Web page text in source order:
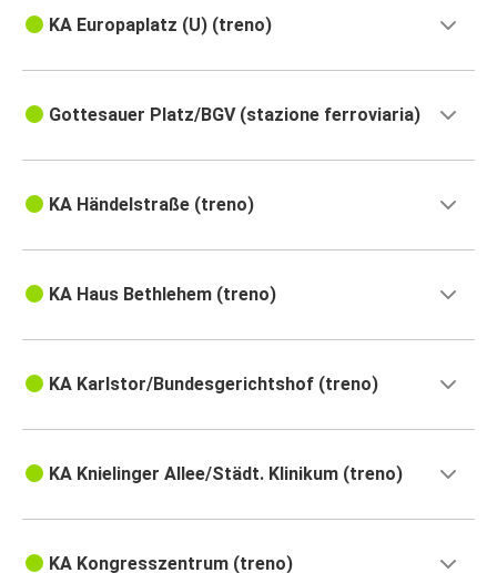
KA Europaplatz (U) (treno)
Gottesauer Platz/BGV (stazione ferroviaria)
KA Händelstraße (treno)
KA Haus Bethlehem (treno)
KA Karlstor/Bundesgerichtshof (treno)
KA Knielinger Allee/Städt. Klinikum (treno)
KA Kongresszentrum (treno)